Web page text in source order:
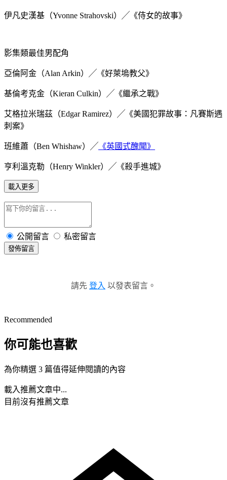
伊凡史漢基（Yvonne Strahovski）╱《侍女的故事》
影集類最佳男配角
亞倫阿金（Alan Arkin）╱《好萊塢教父》
基倫考克金（Kieran Culkin）╱《繼承之戰》
艾格拉米瑞茲（Edgar Ramirez）╱《美國犯罪故事：凡賽斯遇
刺案》
班維蕭（Ben Whishaw）╱ 《英國式醜聞》
亨利溫克勒（Henry Winkler）╱《殺手進城》
載入更多
公開留言 私密留言
發佈留言
請先 登入 以發表留言。
Recommended
你可能也喜歡
為你精選 3 篇值得延伸閱讀的內容
載入推薦文章中...
目前沒有推薦文章